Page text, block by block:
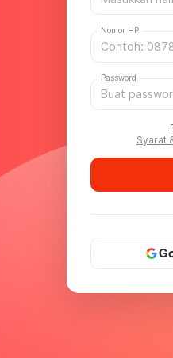
Nomor HP
Password
Syarat